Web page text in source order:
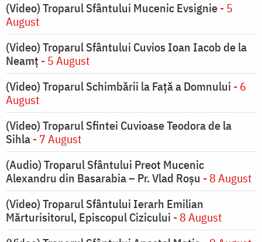
(Video) Troparul Sfântului Mucenic Evsignie- 5
August
(Video) Troparul Sfântului Cuvios Ioan Iacob de la
Neamț - 5 August
(Video) Troparul Schimbării la Față a Domnului - 6
August
(Video) Troparul Sfintei Cuvioase Teodora de la
Sihla- 7 August
(Audio) Troparul Sfântului Preot Mucenic
Alexandru din Basarabia – Pr. Vlad Roșu - 8 August
(Video) Troparul Sfântului Ierarh Emilian
Mărturisitorul, Episcopul Cizicului - 8 August